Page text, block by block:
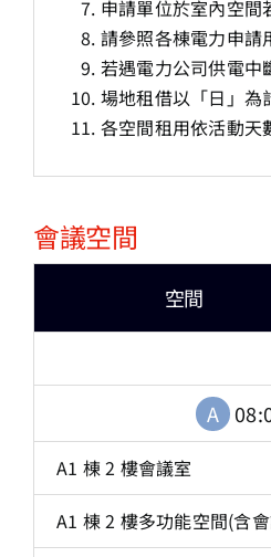
申請單位於室內空
請參照各棟電力申請
若遇電力公司供電中
場地租借以「日」
各空間租用依活動天
會議空間
空間
A
A1 棟 2 樓會議室
A1 棟 2 樓多功能空間(含